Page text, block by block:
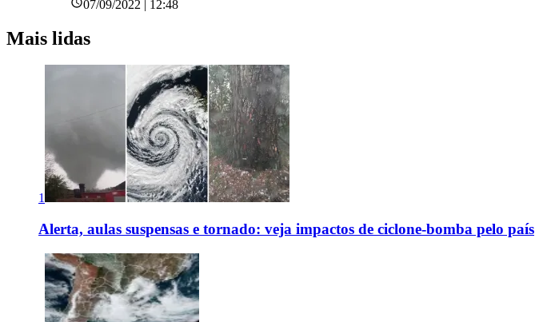
07/09/2022 | 12:48
Mais lidas
1
Alerta, aulas suspensas e tornado: veja impactos de ciclone-bomba pelo país